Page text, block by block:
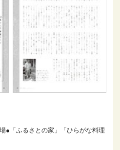
●「ふるさとの家」「ひらがな料理